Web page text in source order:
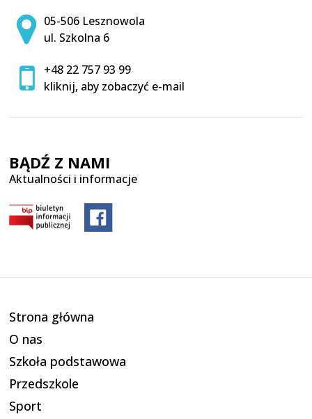
Adres pocztowy:
05-506 Lesznowola
ul. Szkolna 6
+48 22 757 93 99
kliknij, aby zobaczyć e-mail
BĄDŹ Z NAMI
Aktualności i informacje
Strona główna
O nas
Szkoła podstawowa
Przedszkole
Sport